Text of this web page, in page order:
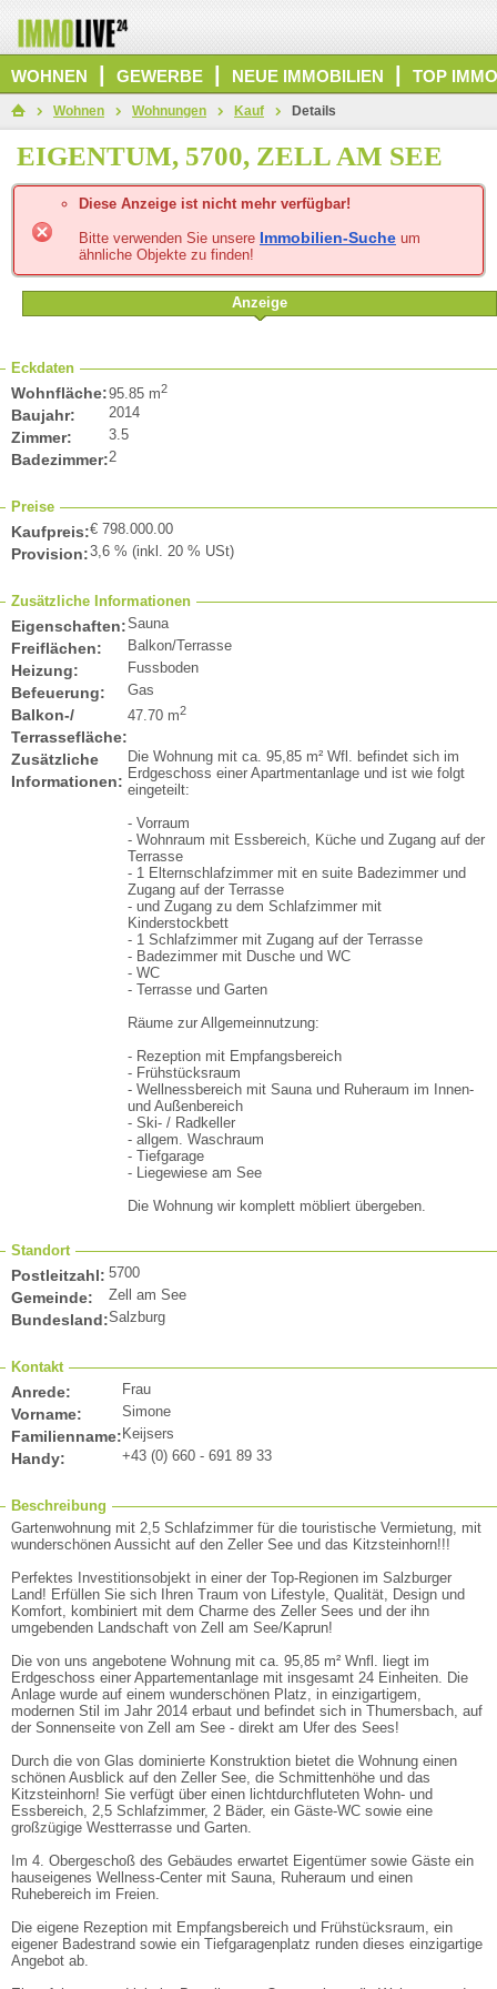
WOHNEN GEWERBE NEUE IMMOBILIEN TOP
Wohnen Wohnungen Kauf Details
EIGENTUM, 5700, ZELL AM SEE
Diese Anzeige ist nicht mehr verfügbar!
Bitte verwenden Sie unsere Immobilien-Suche um
ähnliche Objekte zu finden!
Anzeige
Eckdaten
Wohnfläche:95.85 m2
Baujahr: 2014
Zimmer: 3.5
Badezimmer:2
Preise
Kaufpreis:€ 798.000.00
Provision:3,6 % (inkl. 20 % USt)
Zusätzliche Informationen
Eigenschaften:Sauna
Freiflächen: Balkon/Terrasse
Heizung: Fussboden
Befeuerung: Gas
Balkon-/
Terrassefläche:
47.70 m2
Zusätzliche
Informationen:
Die Wohnung mit ca. 95,85 m² Wfl. befindet sich im
Erdgeschoss einer Apartmentanlage und ist wie folgt
eingeteilt:
- Vorraum
- Wohnraum mit Essbereich, Küche und Zugang auf der
Terrasse
- 1 Elternschlafzimmer mit en suite Badezimmer und
Zugang auf der Terrasse
- und Zugang zu dem Schlafzimmer mit
Kinderstockbett
- 1 Schlafzimmer mit Zugang auf der Terrasse
- Badezimmer mit Dusche und WC
- WC
- Terrasse und Garten
Räume zur Allgemeinnutzung:
- Rezeption mit Empfangsbereich
- Frühstücksraum
- Wellnessbereich mit Sauna und Ruheraum im Innen-
und Außenbereich
- Ski- / Radkeller
- allgem. Waschraum
- Tiefgarage
- Liegewiese am See
Die Wohnung wir komplett möbliert übergeben.
Standort
Postleitzahl: 5700
Gemeinde: Zell am See
Bundesland:Salzburg
Kontakt
Anrede: Frau
Vorname: Simone
Familienname: Keijsers
Handy: +43 (0) 660 - 691 89 33
Beschreibung
Gartenwohnung mit 2,5 Schlafzimmer für die touristische Vermietung, mit
wunderschönen Aussicht auf den Zeller See und das Kitzsteinhorn!!!
Perfektes Investitionsobjekt in einer der Top-Regionen im Salzburger
Land! Erfüllen Sie sich Ihren Traum von Lifestyle, Qualität, Design und
Komfort, kombiniert mit dem Charme des Zeller Sees und der ihn
umgebenden Landschaft von Zell am See/Kaprun!
Die von uns angebotene Wohnung mit ca. 95,85 m² Wnfl. liegt im
Erdgeschoss einer Appartementanlage mit insgesamt 24 Einheiten. Die
Anlage wurde auf einem wunderschönen Platz, in einzigartigem,
modernen Stil im Jahr 2014 erbaut und befindet sich in Thumersbach, auf
der Sonnenseite von Zell am See - direkt am Ufer des Sees!
Durch die von Glas dominierte Konstruktion bietet die Wohnung einen
schönen Ausblick auf den Zeller See, die Schmittenhöhe und das
Kitzsteinhorn! Sie verfügt über einen lichtdurchfluteten Wohn- und
Essbereich, 2,5 Schlafzimmer, 2 Bäder, ein Gäste-WC sowie eine
großzügige Westterrasse und Garten.
Im 4. Obergeschoß des Gebäudes erwartet Eigentümer sowie Gäste ein
hauseigenes Wellness-Center mit Sauna, Ruheraum und einen
Ruhebereich im Freien.
Die eigene Rezeption mit Empfangsbereich und Frühstücksraum, ein
eigener Badestrand sowie ein Tiefgaragenplatz runden dieses einzigartige
Angebot ab.